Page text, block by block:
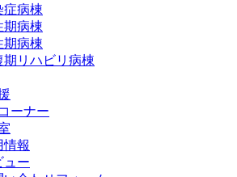
症病棟
期病棟
期病棟
期リハビリ病棟
ーナー
情報
ュー